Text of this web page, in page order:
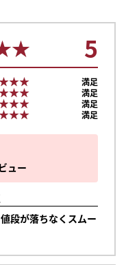
ュー
段が落ちなくスムー
5
満足
満足
満足
満足